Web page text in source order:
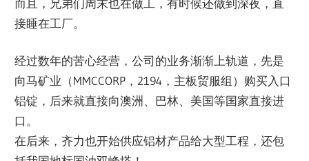
接睡在工厂。
经过数年的苦心经营，公司的业务渐渐上轨道，先是
向马矿业（MMCCORP，2194，主板贸服组）购买入口
铝锭，后来就直接向澳洲、巴林、美国等国家直接进
口。
在后来，齐力也开始供应铝材产品给大型工程，还包